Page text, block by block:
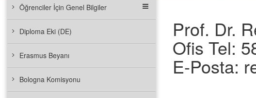
Öğrenciler İçin Genel Bilgiler
Diploma Eki (DE)
Erasmus Beyanı
Bologna Komisyonu
Prof. Dr.
Ofis Tel:
E-Posta: